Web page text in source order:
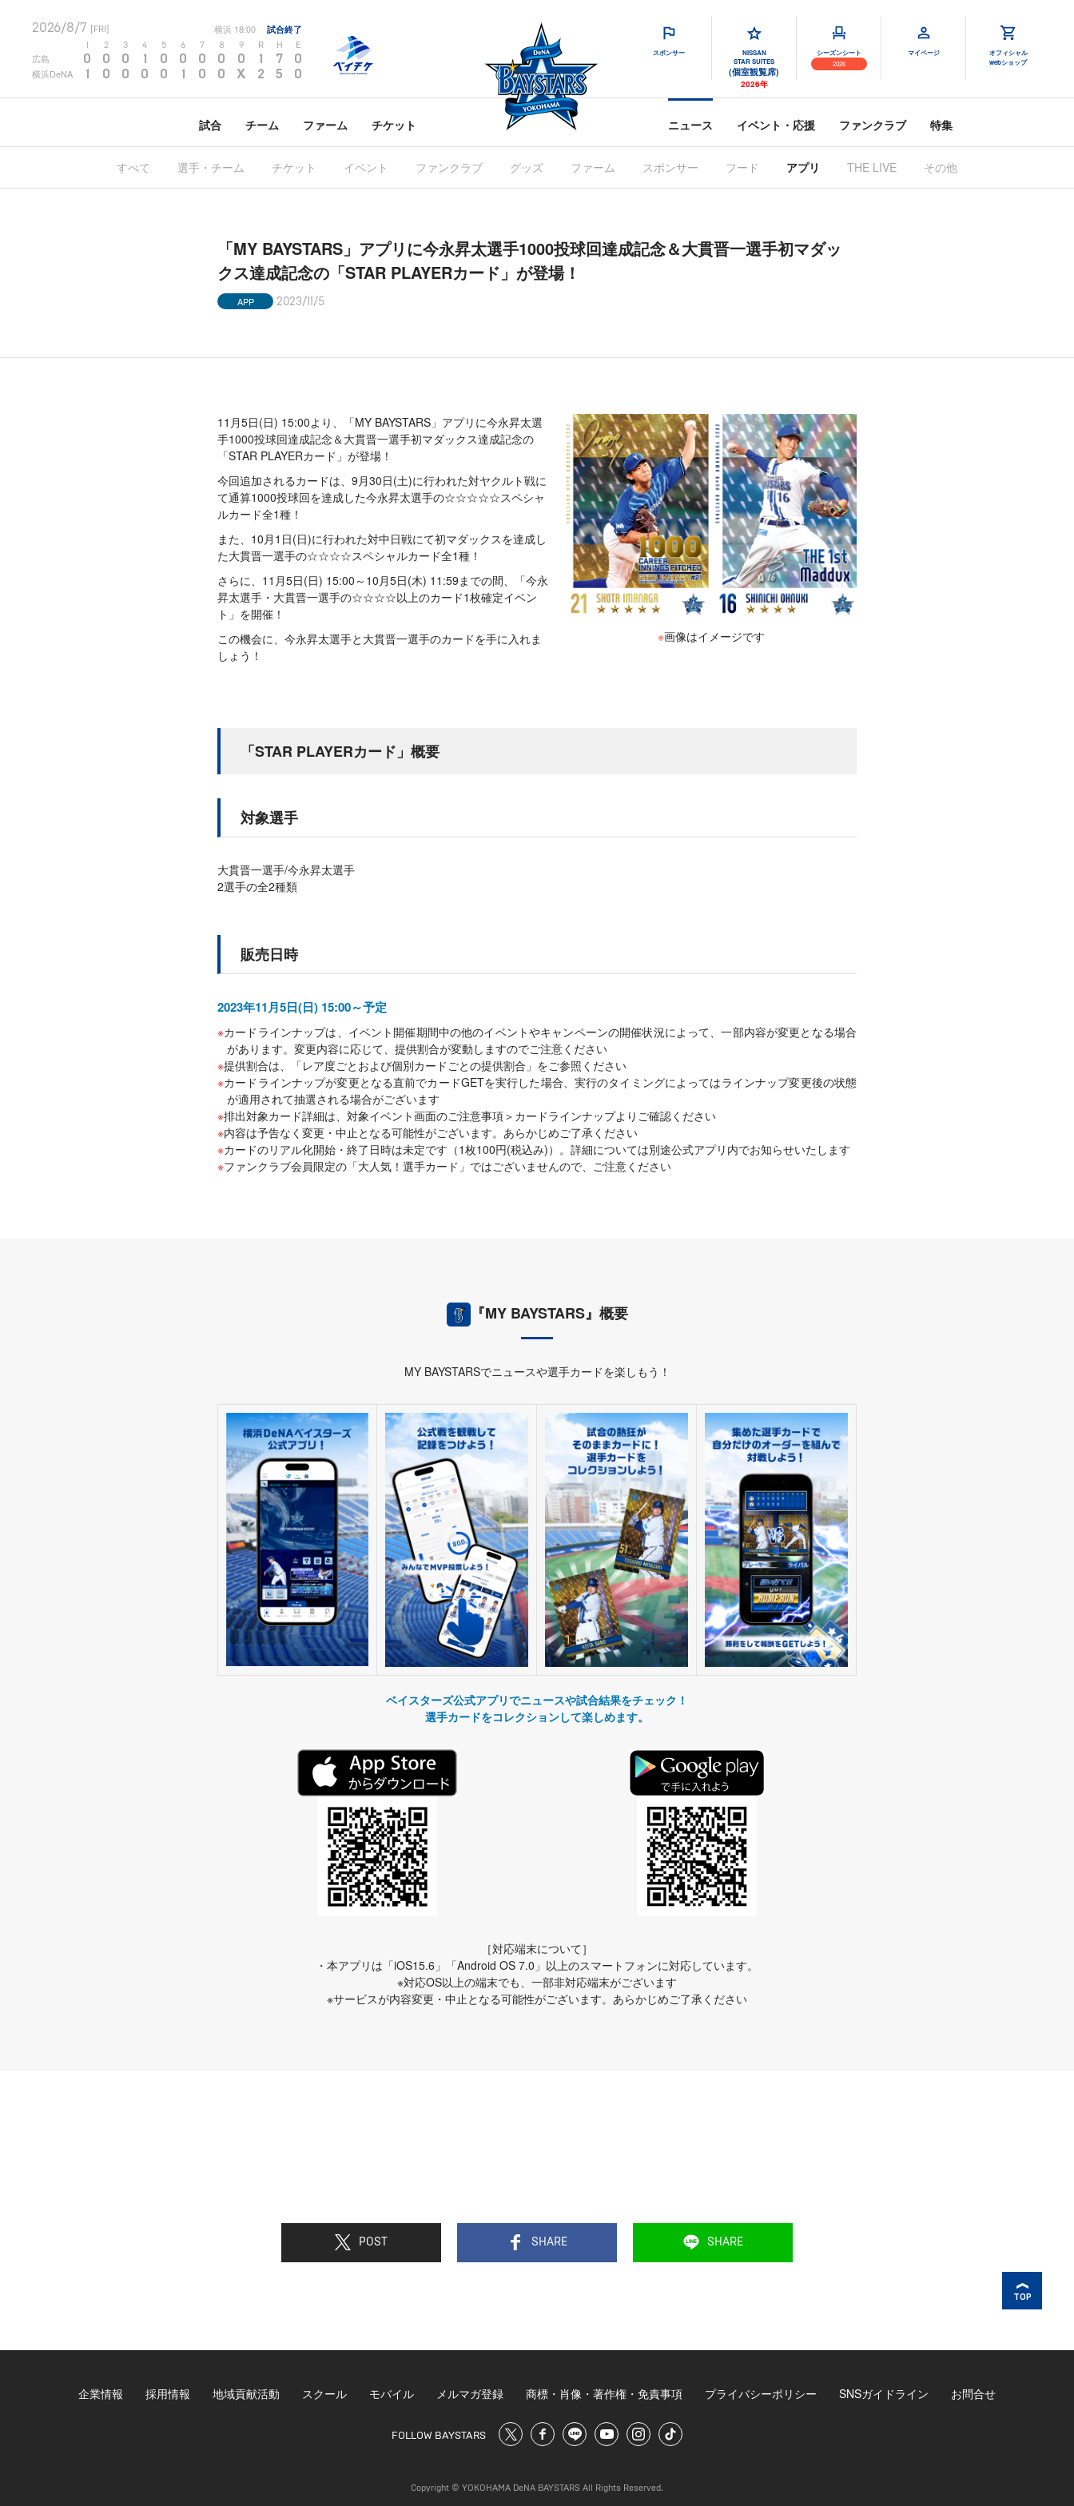
2026/8/7 [FRI] 横浜 18:00 試合終了
2 3 4 5 6 7 8 9 R H E
広島 0 0 0 1 0 0 0 0 0 1 7 0
横浜DeNA 1 0 0 0 0 1 0 0 X 2 5 0
スポンサー
NISSAN
STAR SUITES
(個室観覧席)
2026年
シーズンシート
2026
マイページ
オフィシャル
webショップ
試合 チーム ファーム チケット ニュース イベント・応援 ファンクラブ 特集
すべて 選手・チーム チケット イベント ファンクラブ グッズ ファーム スポンサー フード アプリ THE LIVE その他
「MY BAYSTARS」アプリに今永昇太選手1000投球回達成記念＆大貫晋一選手初マダッ
クス達成記念の「STAR PLAYERカード」が登場！
APP 2023/11/5
※画像はイメージです
11月5日(日) 15:00より、「MY BAYSTARS」アプリに今永昇太選
手1000投球回達成記念＆大貫晋一選手初マダックス達成記念の
「STAR PLAYERカード」が登場！
今回追加されるカードは、9月30日(土)に行われた対ヤクルト戦に
て通算1000投球回を達成した今永昇太選手の☆☆☆☆☆スペシャ
ルカード全1種！
また、10月1日(日)に行われた対中日戦にて初マダックスを達成し
た大貫晋一選手の☆☆☆☆スペシャルカード全1種！
さらに、11月5日(日) 15:00～10月5日(木) 11:59までの間、「今永
昇太選手・大貫晋一選手の☆☆☆☆以上のカード1枚確定イベン
ト」を開催！
この機会に、今永昇太選手と大貫晋一選手のカードを手に入れま
しょう！
「STAR PLAYERカード」概要
対象選手
大貫晋一選手/今永昇太選手
2選手の全2種類
販売日時
2023年11月5日(日) 15:00～予定
カードラインナップは、イベント開催期間中の他のイベントやキャンペーンの開催状況によって、一部内容が変更となる場合
があります。変更内容に応じて、提供割合が変動しますのでご注意ください
提供割合は、「レア度ごとおよび個別カードごとの提供割合」をご参照ください
カードラインナップが変更となる直前でカードGETを実行した場合、実行のタイミングによってはラインナップ変更後の状態
が適用されて抽選される場合がございます
排出対象カード詳細は、対象イベント画面のご注意事項＞カードラインナップよりご確認ください
内容は予告なく変更・中止となる可能性がございます。あらかじめご了承ください
カードのリアル化開始・終了日時は未定です（1枚100円(税込み)）。詳細については別途公式アプリ内でお知らせいたします
ファンクラブ会員限定の「大人気！選手カード」ではございませんので、ご注意ください
『MY BAYSTARS』概要
MY BAYSTARSでニュースや選手カードを楽しもう！
ベイスターズ公式アプリでニュースや試合結果をチェック！
選手カードをコレクションして楽しめます。
［対応端末について］
・本アプリは「iOS15.6」「Android OS 7.0」以上のスマートフォンに対応しています。
※対応OS以上の端末でも、一部非対応端末がございます
※サービスが内容変更・中止となる可能性がございます。あらかじめご了承ください
POST SHARE SHARE
TOP
企業情報 採用情報 地域貢献活動 スクール モバイル メルマガ登録 商標・肖像・著作権・免責事項 プライバシーポリシー SNSガイドライン お問合せ
FOLLOW BAYSTARS
Copyright © YOKOHAMA DeNA BAYSTARS All Rights Reserved.